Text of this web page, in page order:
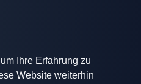
Ihre Erfahrung zu
Website weiterhin